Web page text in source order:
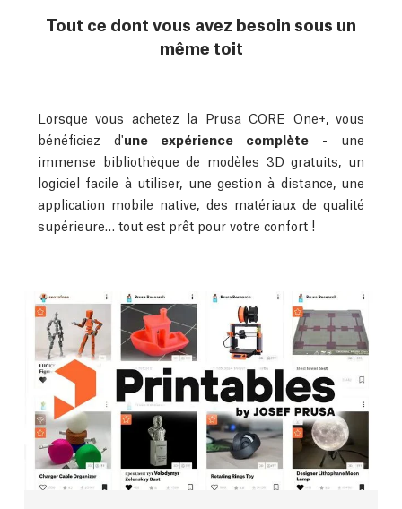
Tout ce dont vous avez besoin sous un
même toit
Lorsque vous achetez la Prusa CORE One+, vous
bénéficiez d'une expérience complète - une
immense bibliothèque de modèles 3D gratuits, un
logiciel facile à utiliser, une gestion à distance, une
application mobile native, des matériaux de qualité
supérieure… tout est prêt pour votre confort !